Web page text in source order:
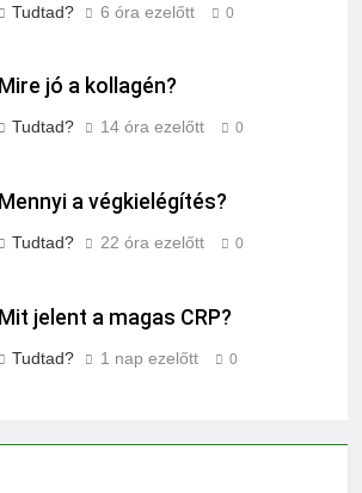
Tudtad? 6 óra ezelőtt 0
Mire jó a kollagén?
Tudtad? 14 óra ezelőtt 0
Mennyi a végkielégítés?
Tudtad? 22 óra ezelőtt 0
Mit jelent a magas CRP?
Tudtad? 1 nap ezelőtt 0